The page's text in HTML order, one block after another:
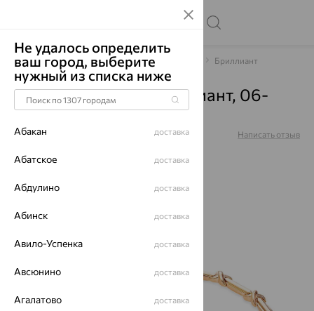
Главная Каталог Браслеты декоративные Бриллиант
Браслет, золото, бриллиант, 06-
0514
Артикул: Написать отзыв
Не удалось определить
ваш город, выберите
нужный из списка ниже
Абакан доставка
Абатское доставка
Абдулино доставка
Абинск доставка
Авило-Успенка доставка
Авсюнино доставка
Агалатово доставка